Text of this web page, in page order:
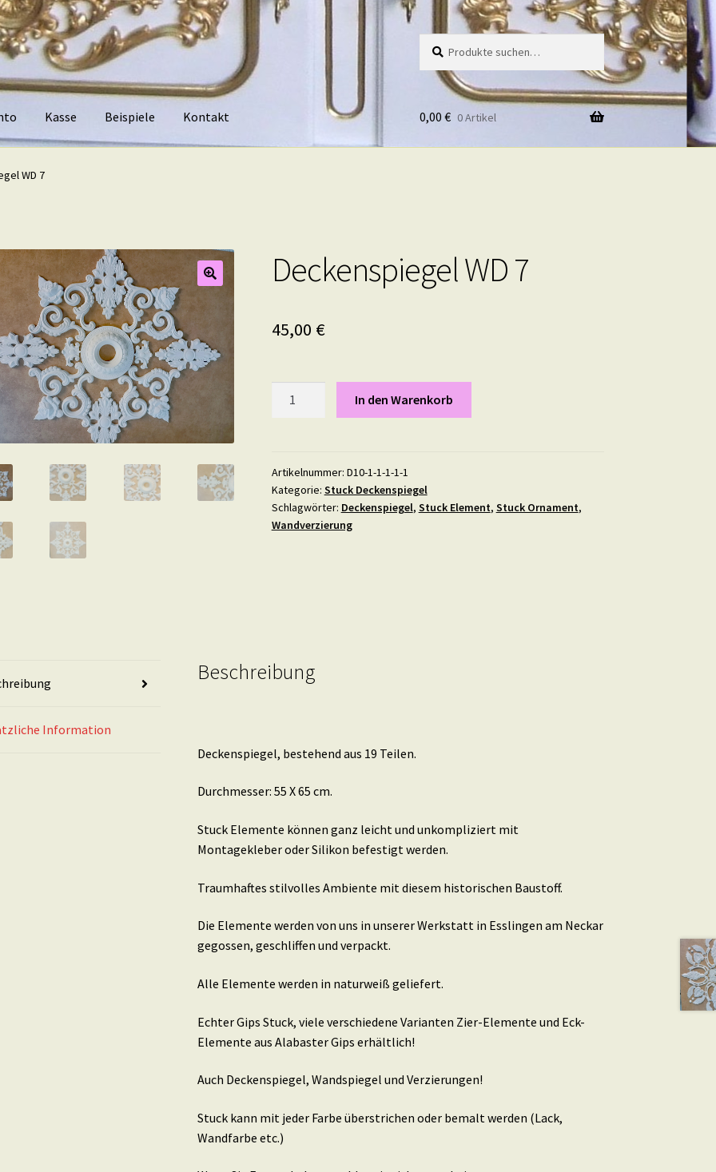
nach:
Kasse Beispiele Kontakt
Kontakt
0,00 € 0 Artikel
WD 7
Deckenspiegel WD 7
45,00 €
In den Warenkorb
Artikelnummer: D10-1-1-1-1-1
Kategorie: Stuck Deckenspiegel
Schlagwörter: Deckenspiegel, Stuck Element, Stuck Ornament,
Wandverzierung
Information
Beschreibung
Deckenspiegel, bestehend aus 19 Teilen.
Durchmesser: 55 X 65 cm.
Stuck Elemente können ganz leicht und unkompliziert mit
Montagekleber oder Silikon befestigt werden.
Traumhaftes stilvolles Ambiente mit diesem historischen Baustoff.
Die Elemente werden von uns in unserer Werkstatt in Esslingen am Neckar
gegossen, geschliffen und verpackt.
Alle Elemente werden in naturweiß geliefert.
Echter Gips Stuck, viele verschiedene Varianten Zier-Elemente und Eck-
Elemente aus Alabaster Gips erhältlich!
Auch Deckenspiegel, Wandspiegel und Verzierungen!
Stuck kann mit jeder Farbe überstrichen oder bemalt werden (Lack,
Wandfarbe etc.)